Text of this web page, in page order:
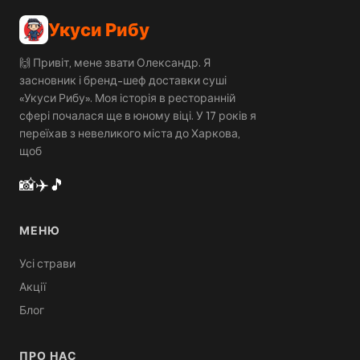
Укуси Рибу
🙌 Привіт, мене звати Олександр. Я
засновник і бренд-шеф доставки суші
«Укуси Рибу». Моя історія в ресторанній
сфері почалася ще в юному віці. У 17 років я
переїхав з невеликого міста до Харкова,
щоб
📸✈️🎵
МЕНЮ
Усі страви
Акції
Блог
ПРО НАС